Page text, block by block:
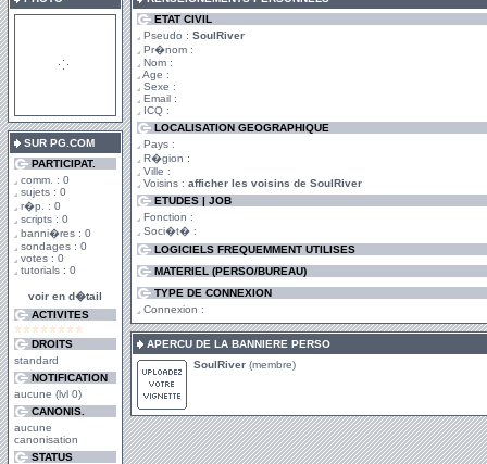
SUR PG.COM
PARTICIPAT.
comm. : 0
sujets : 0
r�p. : 0
scripts : 0
banni�res : 0
sondages : 0
votes : 0
tutorials : 0
voir en d�tail
ACTIVITES
DROITS
standard
NOTIFICATION
aucune (lvl 0)
CANONIS.
aucune
canonisation
STATUS
ETAT CIVIL
Pseudo : SoulRiver
Pr�nom :
Nom :
Age :
Sexe :
Email :
ICQ :
LOCALISATION GEOGRAPHIQUE
Pays :
R�gion :
Ville :
Voisins : afficher les voisins de SoulRiver
ETUDES | JOB
Fonction :
Soci�t� :
LOGICIELS FREQUEMMENT UTILISES
MATERIEL (PERSO/BUREAU)
TYPE DE CONNEXION
Connexion :
APERCU DE LA BANNIERE PERSO
SoulRiver (membre)